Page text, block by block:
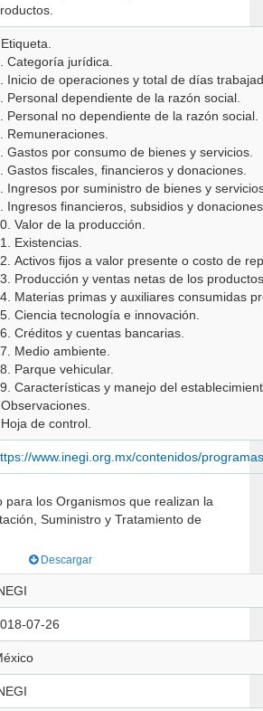
Categoría jurídica.
Inicio de operaciones y total de días
Personal dependiente de la razón social.
Personal no dependiente de la razón social.
Remuneraciones.
Gastos por consumo de bienes y servicios.
Gastos fiscales, financieros y donaciones.
Ingresos por suministro de bienes y
Ingresos financieros, subsidios y
Valor de la producción.
Existencias.
Activos fijos a valor presente o costo de
Producción y ventas netas de los
Materias primas y auxiliares consumidas
Ciencia tecnología e innovación.
Créditos y cuentas bancarias.
Medio ambiente.
Parque vehicular.
Características y manejo del
de control.
www.inegi.org.mx/contenidos/
Suministro y Tratamiento de
Descargar
07-26